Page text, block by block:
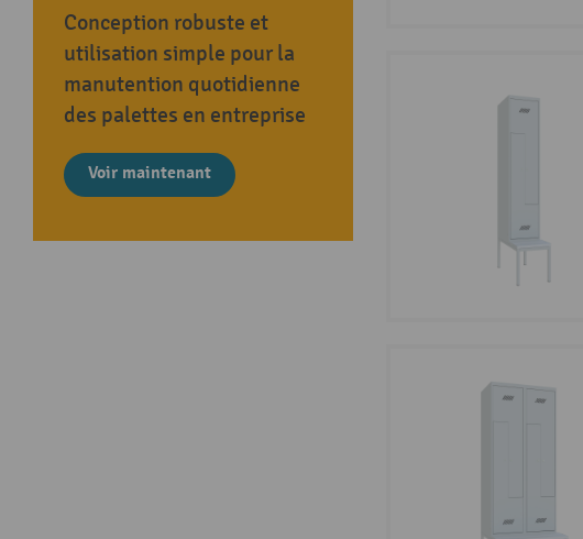
Conception robuste et
utilisation simple pour la
manutention quotidienne
des palettes en entreprise
Voir maintenant